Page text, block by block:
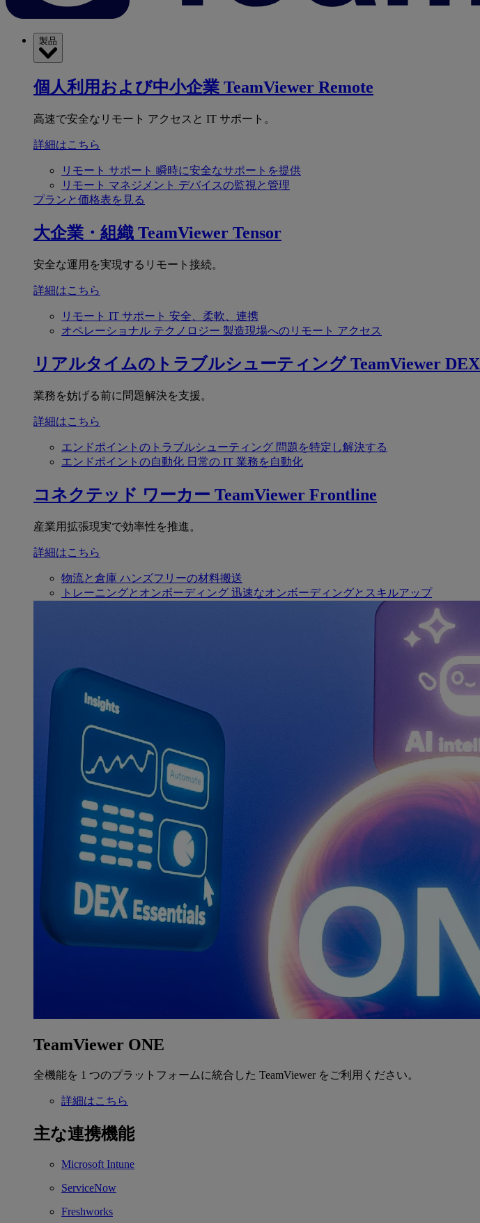
製品
個人利用および中小企業 TeamViewer Remote
高速で安全なリモート アクセスと IT サポート。
詳細はこちら
リモート サポート 瞬時に安全なサポートを提供
リモート マネジメント デバイスの監視と管理
プランと価格表を見る
大企業・組織 TeamViewer Tensor
安全な運用を実現するリモート接続。
詳細はこちら
リモート IT サポート 安全、柔軟、連携
オペレーショナル テクノロジー 製造現場へのリモート アクセス
リアルタイムのトラブルシューティング TeamViewer DEX
業務を妨げる前に問題解決を支援。
詳細はこちら
エンドポイントのトラブルシューティング 問題を特定し解決する
エンドポイントの自動化 日常の IT 業務を自動化
コネクテッド ワーカー TeamViewer Frontline
産業用拡張現実で効率性を推進。
詳細はこちら
物流と倉庫 ハンズフリーの材料搬送
トレーニングとオンボーディング 迅速なオンボーディングとスキルアップ
TeamViewer ONE
全機能を 1 つのプラットフォームに統合した TeamViewer をご利用ください。
詳細はこちら
主な連携機能
Microsoft Intune
ServiceNow
Freshworks